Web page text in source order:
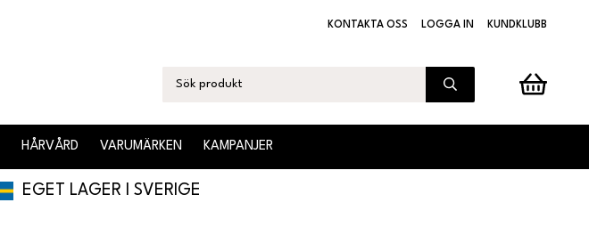
KONTAKTA OSS LOGGA IN KUNDKLUBB
HÅRVÅRD VARUMÄRKEN KAMPANJER
EGET LAGER I SVERIGE